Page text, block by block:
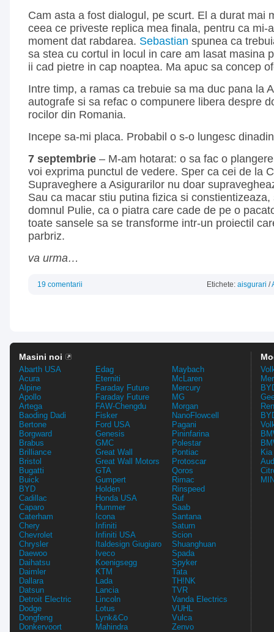
Cam asta a fost dialogul, pe scurt. El a durat mai
ceea ce priveste replica mea finala, pentru ca mi-
moment dat rabdarea. Sebastian spunea ca
sa stea cu cortul in locul in care am lasat masina
ii cad pietre in cap noaptea. Ma apuc sa concep
Intre timp, a ramas ca trebuie sa ma duc pana la
autografe si sa refac o compunere libera despre
rocilor din Romania.
Incepe sa-mi placa. Probabil o s-o lungesc
7 septembrie – M-am hotarat: o sa fac o
voi exprima punctul de vedere. Sper ca cei de la
Supraveghere a Asigurarilor nu doar
Sau ca macar stiu putina fizica si
domnul Pulie, ca o piatra care cade de pe o
toate sansele sa se transforme intr-un proiectil
parbriz.
va urma…
19 comentarii Etichete: aisgurari /
Masini noi
Abarth USA
Acura
Alpine
Apollo
Artega
Baoding Dadi
Bertone
Borgward
Brabus
Brilliance
Bristol
Bugatti
Buick
BYD
Cadillac
Caparo
Caterham
Chery
Chevrolet
Chrysler
Daewoo
Daihatsu
Daimler
Dallara
Datsun
Detroit Electric
Dodge
Dongfeng
Donkervoort
Edag
Eterniti
Faraday Future
Faraday Future
FAW-Chengdu
Fisker
Ford USA
Genesis
GMC
Great Wall
Great Wall Motors
GTA
Gumpert
Holden
Honda USA
Hummer
Icona
Infiniti
Infiniti USA
Italdesign Giugiaro
Iveco
Koenigsegg
KTM
Lada
Lancia
Lincoln
Lotus
Lynk&Co
Mahindra
Maybach
McLaren
Mercury
MG
Morgan
NanoFlowcell
Pagani
Pininfarina
Polestar
Pontiac
Protoscar
Qoros
Rimac
Rinspeed
Ruf
Saab
Santana
Saturn
Scion
Shuanghuan
Spada
Spyker
Tata
TH!NK
TVR
Vanda Electrics
VUHL
Vulca
Zenvo